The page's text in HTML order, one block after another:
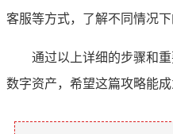
客服等方式，了解不同情况
通过以上详细的步骤和
数字资产，希望这篇攻略能